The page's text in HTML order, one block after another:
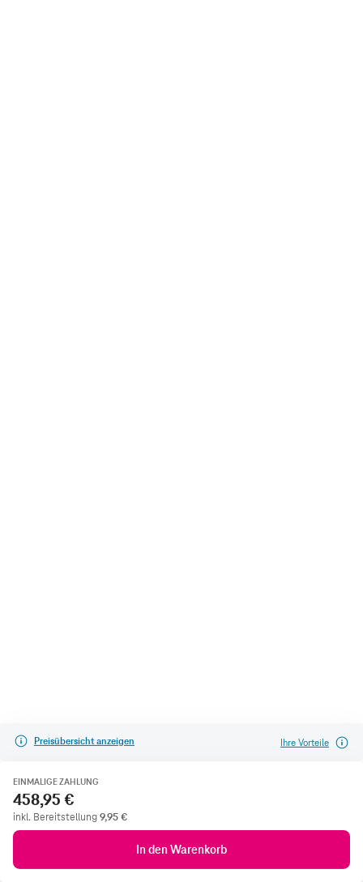
Preisübersicht anzeigen Ihre Vorteile
EINMALIGE ZAHLUNG
458,95 €
inkl. Bereitstellung9,95€
In den Warenkorb